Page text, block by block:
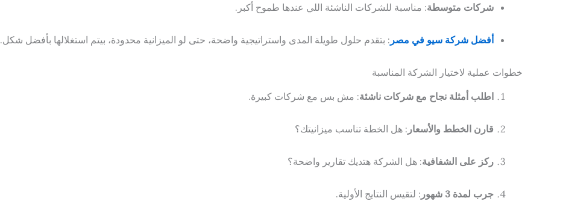
شركات متوسطة: مناسبة للشركات الناشئة اللي عندها طموح أكبر.
أفضل شركة سيو في مصر : بتقدم حلول طويلة المدى واستراتيجية واضحة، حتى لو الميزانية محدودة، بيتم استغلالها بأفضل شكل.
خطوات عملية لاختيار الشركة المناسبة
اطلب أمثلة نجاح مع شركات ناشئة: مش بس مع شركات كبيرة.
قارن الخطط والأسعار : هل الخطة تناسب ميزانيتك؟
ركز على الشفافية: هل الشركة هتديك تقارير واضحة؟
جرب لمدة 3 شهور : لتقيس النتايج الأولية.